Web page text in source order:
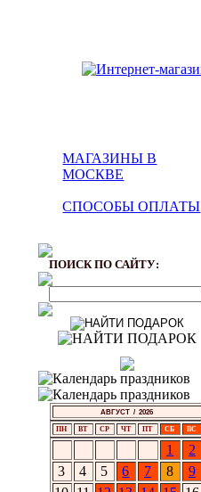
МАГАЗИНЫ В
МОСКВЕ
СПОСОБЫ ОПЛАТЫ
ПОИСК ПО САЙТУ:
АВГУСТ / 2026
ПН ВТ СР ЧТ ПТ СБ ВС
1
2
3
4 5 6 7 8
9